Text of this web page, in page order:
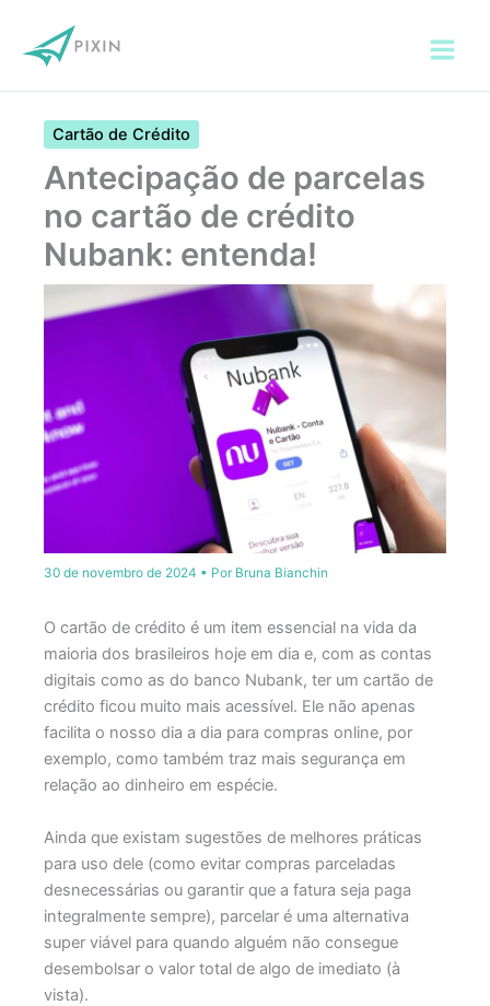
para
Cartão de Crédito
Antecipação de parcelas
no cartão de crédito
Nubank: entenda!
30 de novembro de 2024 • Por Bruna Bianchin
O cartão de crédito é um item essencial na vida da
maioria dos brasileiros hoje em dia e, com as contas
digitais como as do banco Nubank, ter um cartão de
crédito ficou muito mais acessível. Ele não apenas
facilita o nosso dia a dia para compras online, por
exemplo, como também traz mais segurança em
relação ao dinheiro em espécie.
Ainda que existam sugestões de melhores práticas
para uso dele (como evitar compras parceladas
desnecessárias ou garantir que a fatura seja paga
integralmente sempre), parcelar é uma alternativa
super viável para quando alguém não consegue
desembolsar o valor total de algo de imediato (à
vista).